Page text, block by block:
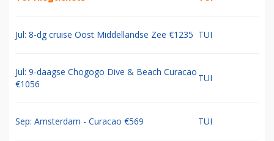
Jul: 8-dg cruise Oost Middellandse Zee €1235 TUI
Jul: 9-daagse Chogogo Dive & Beach Curacao
€1056
TUI
Sep: Amsterdam - Curacao €569 TUI